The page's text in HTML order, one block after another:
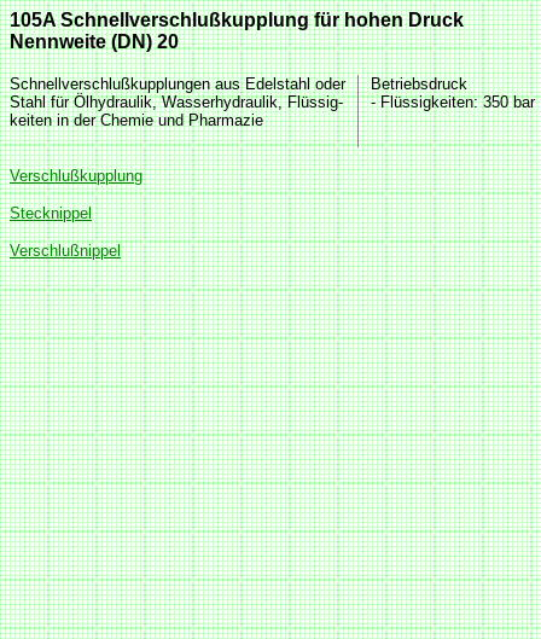
105A Schnellverschlußkupplung für hohen Druck
Nennweite (DN) 20
Schnellverschlußkupplungen aus Edelstahl oder
Stahl für Ölhydraulik, Wasserhydraulik, Flüssig-
keiten in der Chemie und Pharmazie
Betriebsdruck
- Flüssigkeiten: 350 bar
Verschlußkupplung
Stecknippel
Verschlußnippel